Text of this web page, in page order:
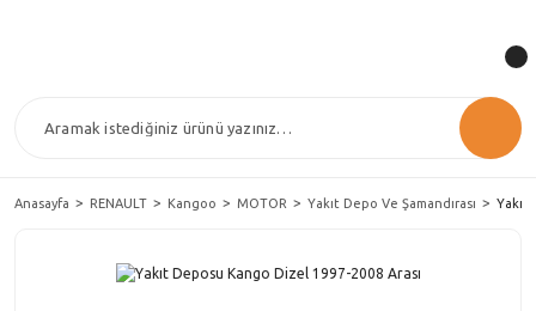
Anasayfa RENAULT Kangoo MOTOR Yakıt Depo Ve Şamandırası Yakıt